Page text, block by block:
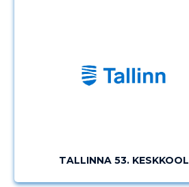
TALLINNA 53. KESKKOOL